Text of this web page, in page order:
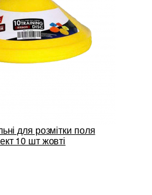
для розмітки поля
10 шт жовті